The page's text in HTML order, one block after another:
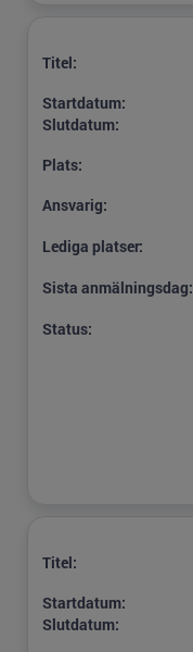
Titel:
Startdatum:
Slutdatum:
Plats:
Ansvarig:
Lediga platser:
Sista anmälningsdag:
Status:
Titel:
Startdatum:
Slutdatum: